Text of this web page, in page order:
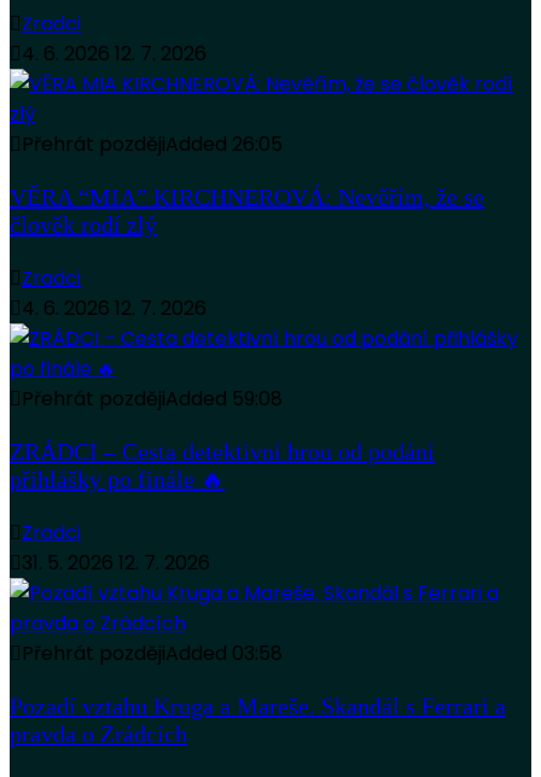
Zradci
4. 6. 2026 12. 7. 2026
Přehrát pozdějiAdded 26:05
VĚRA “MIA” KIRCHNEROVÁ: Nevěřím, že se
člověk rodí zlý
Zradci
4. 6. 2026 12. 7. 2026
Přehrát pozdějiAdded 59:08
ZRÁDCI – Cesta detektivní hrou od podání
přihlášky po finále 🔥
Zradci
31. 5. 2026 12. 7. 2026
Přehrát pozdějiAdded 03:58
Pozadí vztahu Kruga a Mareše. Skandál s Ferrari a
pravda o Zrádcích